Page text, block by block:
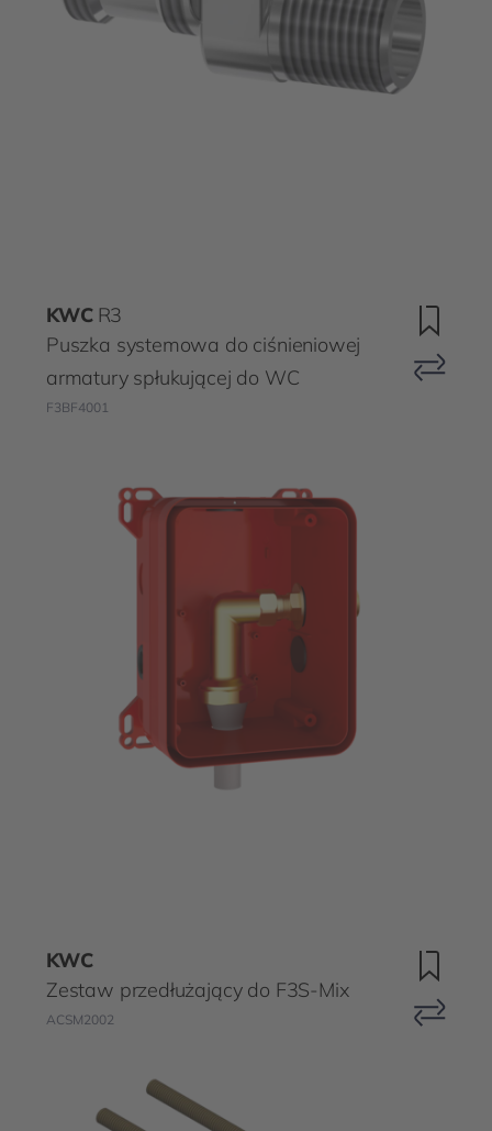
KWC R3
Puszka systemowa do ciśnieniowej
armatury spłukującej do WC
F3BF4001
KWC
Zestaw przedłużający do F3S-Mix
ACSM2002